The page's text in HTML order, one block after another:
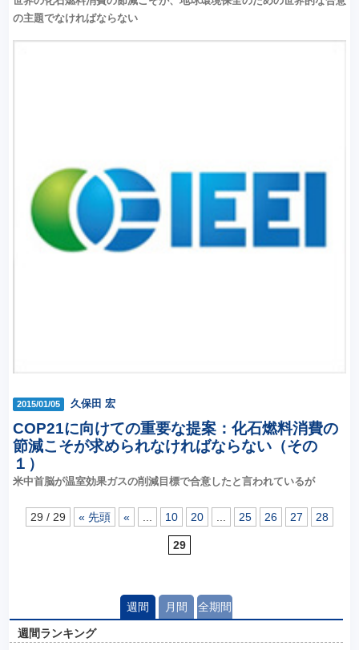
の主題でなければならない
2015/01/05 久保田 宏
COP21に向けての重要な提案：化石燃料消費の
節減こそが求められなければならない（その
１）
米中首脳が温室効果ガスの削減目標で合意したと言われているが
29 / 29 « 先頭 « 10 20 25 26 27 28
29
週間 月間 全期間
週間ランキング